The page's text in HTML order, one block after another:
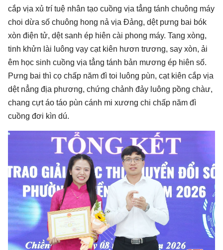
cắp vịa xủ trí tuệ nhân tạo cuồng vịa tẳng tánh chuông máy
choi dừa số chuông hong nả vịa Đảng, dệt pưng bai bók
xòn điện tử, dệt sanh ép hiên cài phong máy. Tang xòng,
tinh khửn lài luông vạy cạt kiên hươn trương, say xòn, ải
êm học sinh cuồng vịa tẳng tánh bản mương ép hiên số.
Pưng bai thì cọ chấp năm đì toi luông pùn, cạt kiên cắp vịa
dệt nẳng địa phương, chứng chảnh đảy luông pồng chàư,
chang cựt áo táo pùn cánh mi xương chi chấp năm đì
cuồng đơi kìn dú.